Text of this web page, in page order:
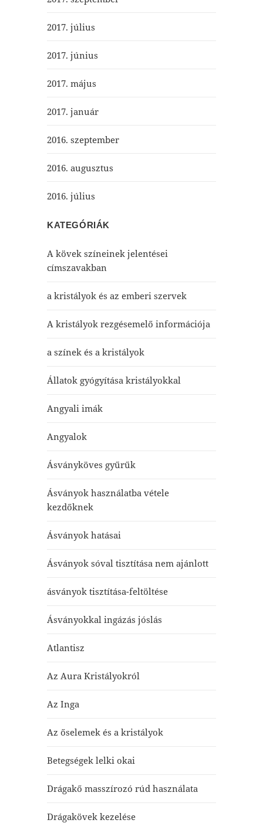
2017. július
2017. június
2017. május
2017. január
2016. szeptember
2016. augusztus
2016. július
KATEGÓRIÁK
A kövek színeinek jelentései
címszavakban
a kristályok és az emberi szervek
A kristályok rezgésemelő információja
a színek és a kristályok
Állatok gyógyítása kristályokkal
Angyali imák
Angyalok
Ásványköves gyűrűk
Ásványok használatba vétele
kezdőknek
Ásványok hatásai
Ásványok sóval tisztítása nem ajánlott
ásványok tisztítása-feltöltése
Ásványokkal ingázás jóslás
Atlantisz
Az Aura Kristályokról
Az Inga
Az őselemek és a kristályok
Betegségek lelki okai
Drágakő masszírozó rúd használata
Drágakövek kezelése